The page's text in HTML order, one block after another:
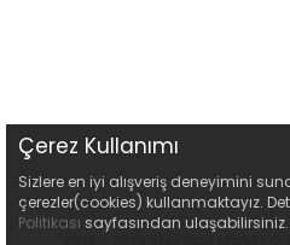
Çerez Kullanımı
Sizlere en iyi alışveriş deneyimini
çerezler(cookies) kullanmaktayız.
Politikası sayfasından ulaşabilirsiniz.